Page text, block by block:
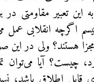
تعبیر مقاومتی در
اگرچه انقلابی
هستند؟ ولی در این
چیست؟ آیا می‌توان